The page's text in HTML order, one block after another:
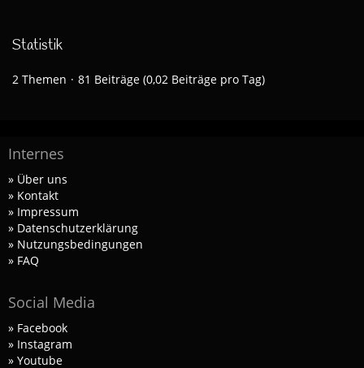
Statistik
2 Themen 81 Beiträge (0,02 Beiträge pro Tag)
Internes
» Über uns
» Kontakt
» Impressum
» Datenschutzerklärung
» Nutzungsbedingungen
» FAQ
Social Media
» Facebook
» Instagram
» Youtube